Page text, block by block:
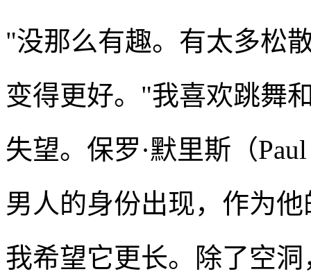
"没那么有趣。有太多松
变得更好。"我喜欢跳舞
失望。保罗·默里斯（
男人的身份出现，作为
我希望它更长。除了空